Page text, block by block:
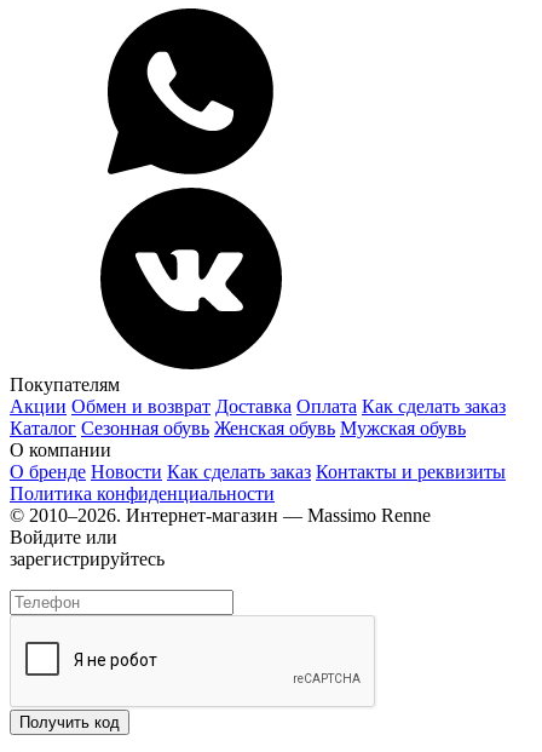
Покупателям
Акции Обмен и возврат Доставка Оплата Как сделать заказ
Каталог Сезонная обувь Женская обувь Мужская обувь
О компании
О бренде Новости Как сделать заказ Контакты и реквизиты
Политика конфиденциальности
© 2010–2026. Интернет-магазин — Massimo Renne
Войдите или
зарегистрируйтесь